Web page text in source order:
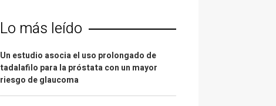
Lo más leído
Un estudio asocia el uso prolongado de
tadalafilo para la próstata con un mayor
riesgo de glaucoma